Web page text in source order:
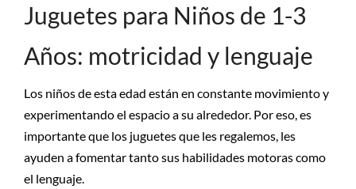
Juguetes para Niños de 1-3
Años: motricidad y lenguaje
Los niños de esta edad están en constante movimiento y
experimentando el espacio a su alrededor. Por eso, es
importante que los juguetes que les regalemos, les
ayuden a fomentar tanto sus habilidades motoras como
el lenguaje.